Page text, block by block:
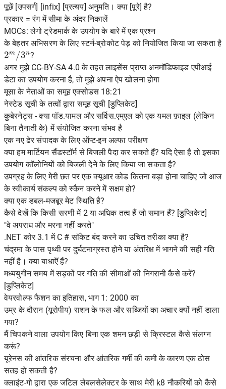
पूछें [उपसर्ग] [infix] [प्रत्यय] अनुमति। क्या [पूरे] है?
प्रकार = रंग में सीमा के अंदर निकालें
MOCs: लेगो ट्रेडमार्क के उपयोग के बारे में एक प्रश्न
के बेहतर अभिसरण के लिए स्टर्न-ब्रोकोट पेड़ को नियोजित किया जा सकता है
2m/3n
?
अगर मुझे CC-BY-SA 4.0 के तहत लाइसेंस प्राप्त अनमॉडिफाइड एपीआई
डेटा का उपयोग करना है, तो मुझे अपना ऐप खोलना होगा
मूसा के नेताओं का समूह एक्सोडस 18:21
नेस्टेड सूची के तत्वों द्वारा समूह सूची [डुप्लिकेट]
कुबेरनेट्स - क्या पॉड.यामल और सर्विस.एम्एल को एक यमल फ़ाइल (लेकिन
बिना तैनाती के) में संयोजित करना संभव है
एक नए ढेर संपादक के लिए ऑप्ट-इन अल्फा परीक्षण
क्या हम मार्टियन सैंडस्टॉर्म से बिजली पैदा कर सकते हैं? यदि ऐसा है तो इसका
उपयोग कॉलोनियों को बिजली देने के लिए किया जा सकता है?
उपग्रह के लिए मेरी छत पर एक क्यूआर कोड कितना बड़ा होना चाहिए जो आज
के स्वीकार्य संकल्प को स्कैन करने में सक्षम हो?
क्या एक डबल-मजबूर मेट स्थिति है?
कैसे देखें कि किसी सरणी में 2 या अधिक तत्व हैं जो समान हैं? [डुप्लिकेट]
"वे अपराध और मरना नहीं करते"
.NET कोर 3.1 में C # सॉकेट बंद करने का उचित तरीका क्या है?
चंद्रमा के पास पृथ्वी पर दुर्घटनाग्रस्त होने या अंतरिक्ष में भागने की सही गति
नहीं है। क्या बाधाऎं हैं?
मध्ययुगीन समय में सड़कों पर गति की सीमाओं की निगरानी कैसे करें?
[डुप्लिकेट]
वेयरवोल्फ फैशन का इतिहास, भाग 1: 2000 का
उम्र के दौरान (यूरोपीय) राशन के फल और सब्जियों का अचार क्यों नहीं डाला
गया?
मैं चिपकने वाला उपयोग किए बिना एक शमन छड़ी से क्रिस्टल कैसे संलग्न
करूं?
यूरेनस की आंतरिक संरचना और आंतरिक गर्मी की कमी के कारण एक ठोस
सतह हो सकती है?
क्लाइंट-गो द्वारा एक जटिल लेबलसेलेक्टर के साथ मेरी k8 नौकरियों को कैसे